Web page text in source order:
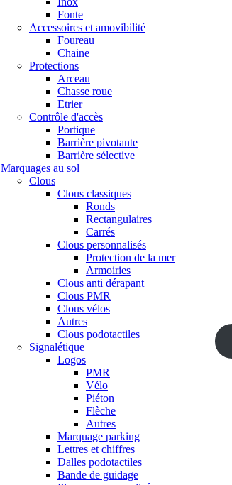
Fonte
Accessoires et amovibilité
Foureau
Chaine
Protections
Arceau
Chasse roue
Etrier
Contrôle d'accès
Portique
Barrière pivotante
Barrière sélective
Marquages au sol
Clous
Clous classiques
Ronds
Rectangulaires
Carrés
Clous personnalisés
Protection de la mer
Armoiries
Clous anti dérapant
Clous PMR
Clous vélos
Autres
Clous podotactiles
Signalétique
Logos
PMR
Vélo
Piéton
Flèche
Autres
Marquage parking
Lettres et chiffres
Dalles podotactiles
Bande de guidage